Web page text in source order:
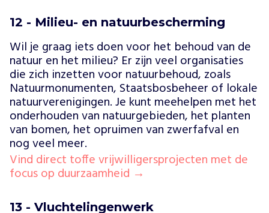
12 - Milieu- en natuurbescherming
Wil je graag iets doen voor het behoud van de
natuur en het milieu? Er zijn veel organisaties
die zich inzetten voor natuurbehoud, zoals
Natuurmonumenten, Staatsbosbeheer of lokale
natuurverenigingen. Je kunt meehelpen met het
onderhouden van natuurgebieden, het planten
van bomen, het opruimen van zwerfafval en
nog veel meer.
Vind direct toffe vrijwilligersprojecten met de
focus op duurzaamheid →
13 - Vluchtelingenwerk